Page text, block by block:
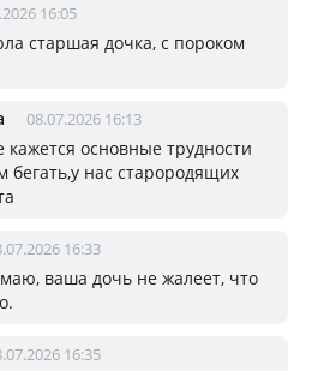
16:05
старшая дочка, с пороком
08.07.2026 16:13
кажется основные трудности
бегать,у нас старородящих
16:33
ваша дочь не жалеет, что
16:35